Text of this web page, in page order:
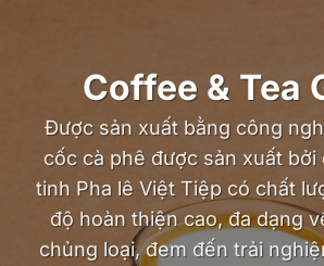
Coffee & Tea
Được sản xuất bằng công
cốc cà phê được sản xuất
tinh Pha lê Việt Tiệp có chất
độ hoàn thiện cao, đa dạng
chủng loại, đem đến trải